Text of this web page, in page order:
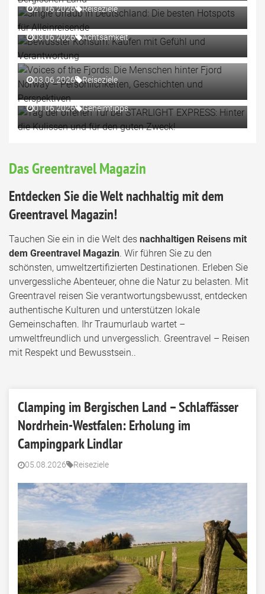
21.06.2026 Reiseziele
Verantwortung
03.06.2026 Achtsamkeit
Voices of the Fjords: Die Menschen hinter Fjord Norway
– Persönlichkeiten, Geschichten und Perspektiven
03.06.2026 Reiseziele
Tag der offenen Tür bei STARLIGHT EXPRESS: Hinter
die Kulissen und für den guten Zweck!
01.06.2026 Geheimtipps
Das Greentravel Magazin
Entdecken Sie die Welt nachhaltig mit dem
Greentravel Magazin!
Tauchen Sie ein in die Welt des nachhaltigen Reisens mit
dem Greentravel Magazin. Wir führen Sie zu den
schönsten, umweltzertifizierten Destinationen. Erleben Sie
unvergessliche Abenteuer, ohne die Natur zu belasten. Mit
Greentravel reisen Sie verantwortungsbewusst, entdecken
authentische Kulturen und unterstützen lokale
Gemeinschaften. Ihr Traumurlaub wartet –
umweltfreundlich und unvergesslich. Greentravel – Reisen
mit Respekt und Bewusstsein..
Clamping im Bergischen Land – Schlaffässer
Nordrhein-Westfalen: Erholung im
Campingpark Lindlar
05.08.2026 Reiseziele